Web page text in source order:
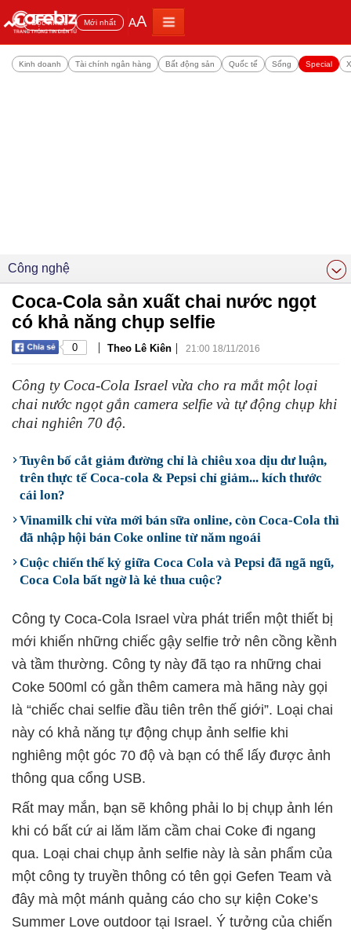
Đọc nhiều Mới nhất AA
Kinh doanh Tài chính ngân hàng Bất động sản Quốc tế Sống Special
Công nghệ
Coca-Cola sản xuất chai nước ngọt
có khả năng chụp selfie
0 | Theo Lê Kiên | 21:00 18/11/2016
Công ty Coca-Cola Israel vừa cho ra mắt một loại
chai nước ngọt gắn camera selfie và tự động chụp khi
chai nghiên 70 độ.
Tuyên bố cắt giảm đường chỉ là chiêu xoa dịu dư luận,
trên thực tế Coca-cola & Pepsi chỉ giảm... kích thước
cái lon?
Vinamilk chỉ vừa mới bán sữa online, còn Coca-Cola thì
đã nhập hội bán Coke online từ năm ngoái
Cuộc chiến thế kỷ giữa Coca Cola và Pepsi đã ngã ngũ,
Coca Cola bất ngờ là kẻ thua cuộc?
Công ty Coca-Cola Israel vừa phát triển một thiết bị
mới khiến những chiếc gậy selfie trở nên cồng kềnh
và tầm thường. Công ty này đã tạo ra những chai
Coke 500ml có gằn thêm camera mà hãng này gọi
là “chiếc chai selfie đầu tiên trên thế giới”. Loại chai
này có khả năng tự động chụp ảnh selfie khi
nghiêng một góc 70 độ và bạn có thể lấy được ảnh
thông qua cổng USB.
Rất may mắn, bạn sẽ không phải lo bị chụp ảnh lén
khi có bất cứ ai lăm lăm cầm chai Coke đi ngang
qua. Loại chai chụp ảnh selfie này là sản phẩm của
một công ty truyền thông có tên gọi Gefen Team và
đây mà một mánh quảng cáo cho sự kiện Coke’s
Summer Love outdoor tại Israel. Ý tưởng của chiến